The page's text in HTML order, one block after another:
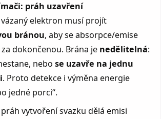
práh uzavření
elektron musí projít
bránou, aby se absorpce/emise
dokončenou. Brána je nedělitelná:
nebose uzavře na jednu
. Proto detekce i výměna energie
jedné porci“.
práh vytvoření svazku dělá emisi